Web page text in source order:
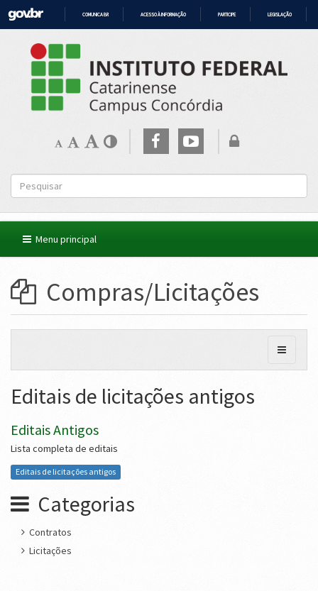
CONTEÚDO
COMUNICA BR ACESSO À INFORMAÇÃO PARTICIPE LEGISLAÇÃO
Menu principal
Compras/Licitações
Editais de licitações antigos
Editais Antigos
Lista completa de editais
Editais de licitações antigos
Categorias
Contratos
Licitações